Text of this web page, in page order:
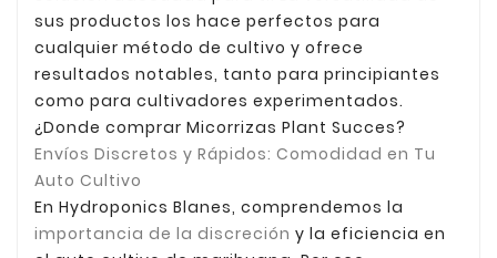
sus productos los hace perfectos para
cualquier método de cultivo y ofrece
resultados notables, tanto para principiantes
como para cultivadores experimentados.
¿Donde comprar Micorrizas Plant Succes?
Envíos Discretos y Rápidos: Comodidad en Tu
Auto Cultivo
En Hydroponics Blanes, comprendemos la
importancia de la discreción y la eficiencia en